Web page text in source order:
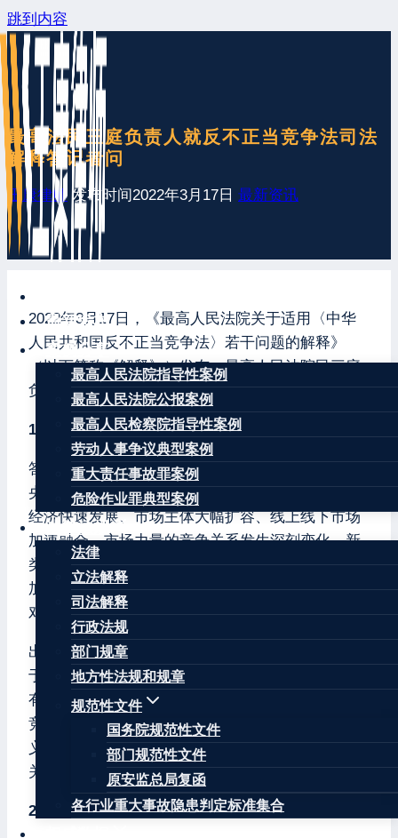
跳到内容
最新发布
案例分享
最高人民法院指导性案例
最高人民法院公报案例
最高人民检察院指导性案例
劳动人事争议典型案例
重大责任事故罪案例
危险作业罪典型案例
法律法规
法律
立法解释
司法解释
行政法规
部门规章
地方性法规和规章
规范性文件
国务院规范性文件
部门规范性文件
原安监总局复函
各行业重大事故隐患判定标准集合
最高法民三庭负责人就反不正当竞争法司法
解释答记者问
王康律师 发布时间2022年3月17日 最新资讯
2022年3月17日，《最高人民法院关于适用〈中华
人民共和国反不正当竞争法〉若干问题的解释》
（以下简称《解释》）发布。最高人民法院民三庭
负责人就《解释》有关问题回答记者提问。
1.问：请介绍一下《解释》制定的背景和过程？
答：党的十八大以来，以习近平同志为核心的党中
央把知识产权保护工作摆在更加突出的位置。随着
经济快速发展、市场主体大幅扩容、线上线下市场
加速融合，市场力量的竞争关系发生深刻变化。新
类型法律纠纷大量涌现，事实认定和法律适用难度
加大，新领域新业态的权利边界、责任认定等不断
对司法提出新的要求。
出台《解释》，是人民法院认真贯彻落实党中央关
于加强反垄断、反不正当竞争工作重大决策部署的
有力举措，对于深入实施公平竞争政策、完善公平
竞争制度、推进高标准市场体系建设具有重要意
义。在《解释》的起草过程中，广泛听取了中央有
关部门、学术界、实务界和社会公众的意见。
2.问：请介绍一下《解释》制定的总体思路？